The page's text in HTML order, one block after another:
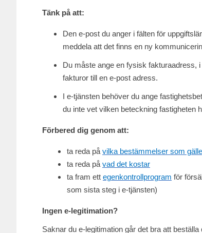
Tänk på att:
Den e-post du anger i fälten för
meddela att det finns en ny
Du måste ange en fysisk fakturaadress,
fakturor till en e-post adress.
I e-tjänsten behöver du ange
du inte vet vilken beteckning fastigheten
Förbered dig genom att:
ta reda på vilka bestämmelser som
ta reda på vad det kostar
ta fram ett egenkontrollprogram för
som sista steg i e-tjänsten)
Ingen e-legitimation?
Saknar du e-legitimation går det bra att